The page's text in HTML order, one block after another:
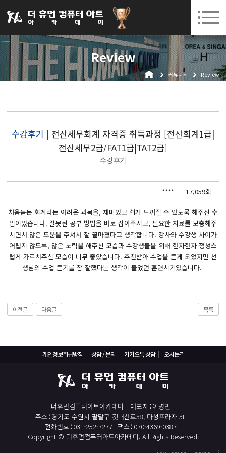
031-252-7277 수원캠퍼스 개강 08. 12.(수)
로그인 회원가입 고객센터
Review
커뮤니티 Review
수강후기 | 전산세무회계 자격증 취득과정 [전산회계1급|
전산세무2급/FAT1급|TAT2급]
수강후기
**** 17,059회
처음듣는 회계라는 어려운 과목을, 재미있고 쉽게 느껴질 수 있도록 해주신 수
업이었습니다. 잘못된 공부 방법을 바로 잡아주시고, 필요한 자료를 보충해주
시면서 많은 도움을 주셔서 잘 끝마쳤다고 생각합니다. 강사와 수강생 사이가
어렵지 않도록, 많은 노력을 해주신 모습과 수강생들을 위해 한자한자 정성스
럽게 가르쳐주신 모습이 너무 좋았습니다. 추천받아 수업을 듣게 되었지만 선
생님의 수업 듣기를 참 잘했다는 생각이 들었던 훈련시기였습니다.
이전글 다음글 목록
개인정보취급방침 상담 / 문의 카카오톡 상담 오시는길
더휴먼컴퓨터아트아카데미 대표자 이병민
주소 경기도 수원시 팔달구 갓매산로38, 다성프라자 3F
전화번호 031-252-7277 팩스 070-4369-0387
Copyright © 더휴먼컴퓨터아트아카데미. All Rights Reserved.
아카데미소개
인사말
오시는길
국비지원 무료교육
BIM 건축설계 및 실내건축설계(캐드(CAD),맥스(MAX),레빗(REVIT))실무자 양성과정
React, Veu 프레임워크 기반 프론트엔드 개발 양성 지원
반응형/웹퍼블리셔/프론트엔드 웹개발자(웹디자인)
반응형/웹퍼블리셔/프론트엔드 웹개발자(웹디자인기능사 과정평가형)
전산세무회계 자격취득과정[전산회계1급/전산세무2급/FAT1급/TAT2급]
직업상담사 2급 (필기+실기) 자격증 취득과정
일러스트 자격증 취득과정(GTQi 1급)
전산회계 1급 / FAT 1급 자격증 취득과정
전산세무 2급 / TAT 2급 자격증 취득과정